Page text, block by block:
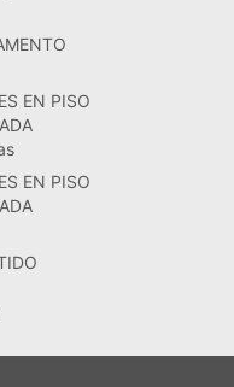
EN PISO
EN PISO